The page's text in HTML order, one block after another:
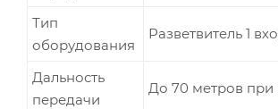
Тип
оборудования
Разветвитель 1
Дальность
передачи
До 70 метров при